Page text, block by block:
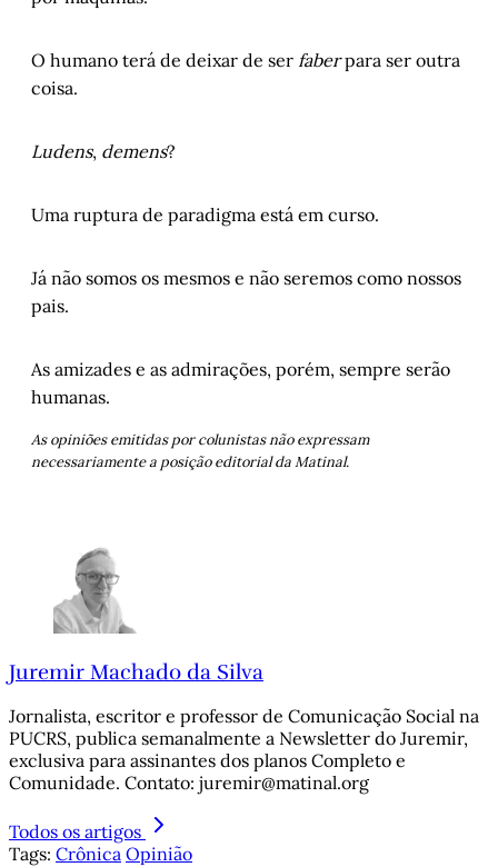
O humano terá de deixar de ser faberpara ser outra
coisa.
Ludens, demens?
Uma ruptura de paradigma está em curso.
Já não somos os mesmos e não seremos como nossos
pais.
As amizades e as admirações, porém, sempre serão
humanas.
As opiniões emitidas por colunistas não expressam
necessariamente a posição editorial da Matinal.
Juremir Machado da Silva
Jornalista, escritor e professor de Comunicação Social na
PUCRS, publica semanalmente a Newsletter do Juremir,
exclusiva para assinantes dos planos Completo e
Comunidade. Contato: juremir@matinal.org
Todos os artigos
Tags: Crônica Opinião